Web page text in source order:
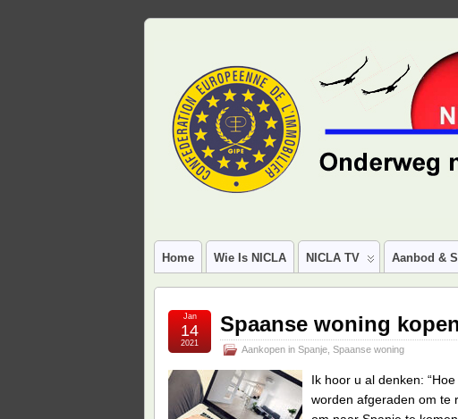
Home Wie Is NICLA NICLA TV Aanbod &
Spaanse woning
Aankopen in Spanje Spaanse woning
Jan
14
2021
Ik hoor u al denken:
worden afgeraden om te